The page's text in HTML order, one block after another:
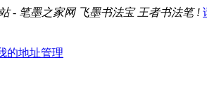
- 笔墨之家网 飞墨书法宝 王者书法笔 !
的地址管理